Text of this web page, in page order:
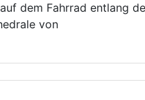
dem Fahrrad entlang
von